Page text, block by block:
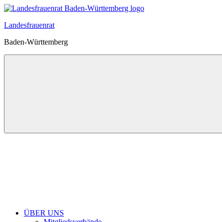
Zum
springen
Landesfrauenrat
Baden-Württemberg
ÜBER UNS